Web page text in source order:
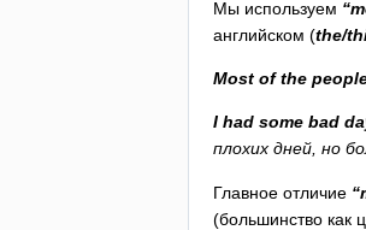
Мы используем “
английском (the/
Most of the
I had some bad
плохих дней, но
Главное отличие “
(большинство как